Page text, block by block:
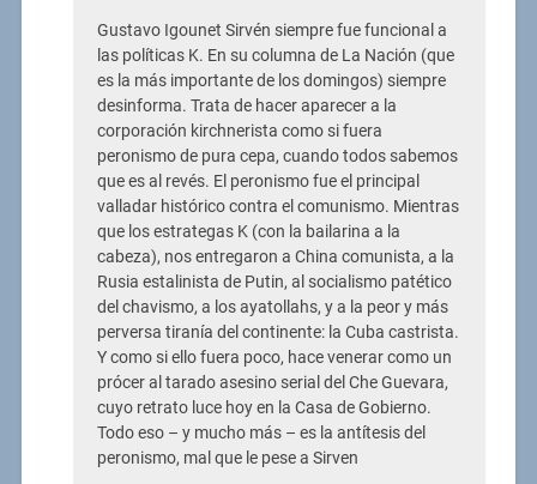
Gustavo Igounet Sirvén siempre fue funcional a
las políticas K. En su columna de La Nación (que
es la más importante de los domingos) siempre
desinforma. Trata de hacer aparecer a la
corporación kirchnerista como si fuera
peronismo de pura cepa, cuando todos sabemos
que es al revés. El peronismo fue el principal
valladar histórico contra el comunismo. Mientras
que los estrategas K (con la bailarina a la
cabeza), nos entregaron a China comunista, a la
Rusia estalinista de Putin, al socialismo patético
del chavismo, a los ayatollahs, y a la peor y más
perversa tiranía del continente: la Cuba castrista.
Y como si ello fuera poco, hace venerar como un
prócer al tarado asesino serial del Che Guevara,
cuyo retrato luce hoy en la Casa de Gobierno.
Todo eso – y mucho más – es la antítesis del
peronismo, mal que le pese a Sirven